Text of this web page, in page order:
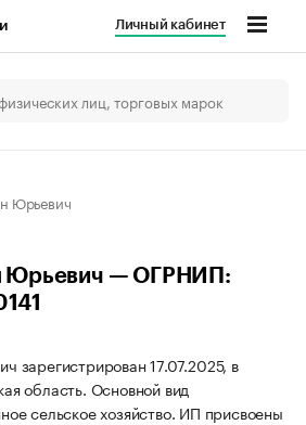
Личный кабинет
Юрьевич
Юрьевич — ОГРНИП:
зарегистрирован 17.07.2025, в
область. Основной вид
сельское хозяйство. ИП присвоены